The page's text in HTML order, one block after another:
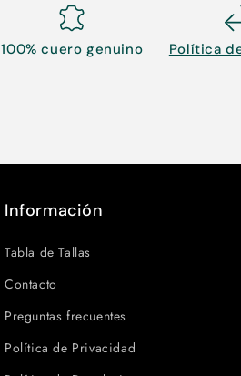
100% cuero genuino Política
Información
Tabla de Tallas
Contacto
Preguntas frecuentes
Política de Privacidad